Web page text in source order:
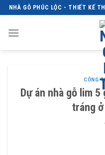
Skip
to
content
NHÀ GỖ PHÚC LỘC - THIẾT KẾ
CÔNG
Dự án nhà gỗ lim
tráng